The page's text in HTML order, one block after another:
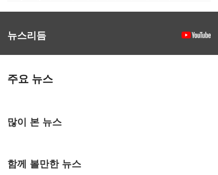
뉴스리듬
주요 뉴스
많이 본 뉴스
함께 볼만한 뉴스